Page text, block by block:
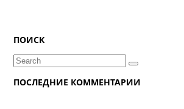
ПОИСК
Search
ПОСЛЕДНИЕ КОММЕНТАРИИ